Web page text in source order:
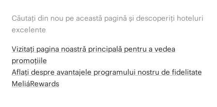
Căutați din nou pe această pagină și descoperiți hoteluri
excelente
Vizitați pagina noastră principală pentru a vedea
promoțiile
Aflați despre avantajele programului nostru de fidelitate
MeliáRewards